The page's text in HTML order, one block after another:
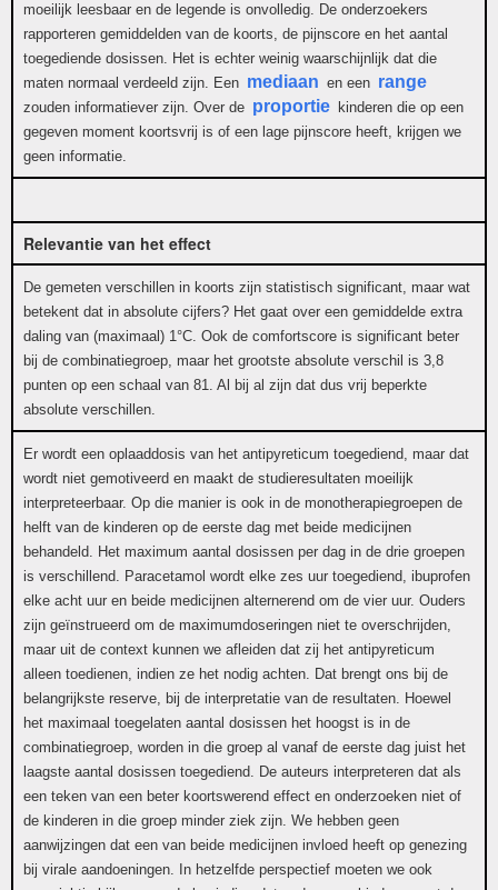
moeilijk leesbaar en de legende is onvolledig. De onderzoekers
rapporteren gemiddelden van de koorts, de pijnscore en het aantal
toegediende dosissen. Het is echter weinig waarschijnlijk dat die
maten normaal verdeeld zijn. Een mediaan en een range
zouden informatiever zijn. Over de proportie
kinderen die op een
gegeven moment koortsvrij is of een lage pijnscore heeft, krijgen we
geen informatie.
Relevantie van het effect
De gemeten verschillen in koorts zijn statistisch significant, maar wat
betekent dat in absolute cijfers? Het gaat over een gemiddelde extra
daling van (maximaal) 1°C. Ook de comfortscore is significant beter
bij de combinatiegroep, maar het grootste absolute verschil is 3,8
punten op een schaal van 81. Al bij al zijn dat dus vrij beperkte
absolute verschillen.
Er wordt een oplaaddosis van het antipyreticum toegediend, maar dat
wordt niet gemotiveerd en maakt de studieresultaten moeilijk
interpreteerbaar. Op die manier is ook in de monotherapiegroepen de
helft van de kinderen op de eerste dag met beide medicijnen
behandeld. Het maximum aantal dosissen per dag in de drie groepen
is verschillend. Paracetamol wordt elke zes uur toegediend, ibuprofen
elke acht uur en beide medicijnen alternerend om de vier uur. Ouders
zijn geïnstrueerd om de maximumdoseringen niet te overschrijden,
maar uit de context kunnen we afleiden dat zij het antipyreticum
alleen toedienen, indien ze het nodig achten. Dat brengt ons bij de
belangrijkste reserve, bij de interpretatie van de resultaten. Hoewel
het maximaal toegelaten aantal dosissen het hoogst is in de
combinatiegroep, worden in die groep al vanaf de eerste dag juist het
laagste aantal dosissen toegediend. De auteurs interpreteren dat als
een teken van een beter koortswerend effect en onderzoeken niet of
de kinderen in die groep minder ziek zijn. We hebben geen
aanwijzingen dat een van beide medicijnen invloed heeft op genezing
bij virale aandoeningen. In hetzelfde perspectief moeten we ook